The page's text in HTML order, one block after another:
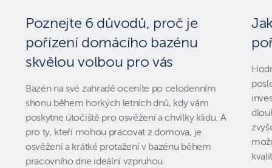
Poznejte 6 důvodů, proč je
pořízení domácího bazénu
skvělou volbou pro vás
Bazén na své zahradě oceníte po celodenním
shonu během horkých letních dnů, kdy vám
poskytne útočiště pro osvěžení a chvilky klidu. A
pro ty, kteří mohou pracovat z domova, je
osvěžení a krátké protažení v bazénu během
pracovního dne ideální vzpruhou.